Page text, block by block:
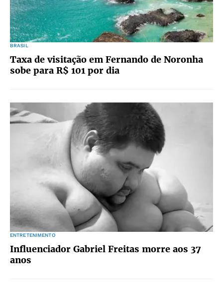
BRASIL
Taxa de visitação em Fernando de Noronha
sobe para R$ 101 por dia
ENTRETENIMENTO
Influenciador Gabriel Freitas morre aos 37
anos